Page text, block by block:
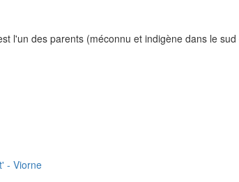
l'un des parents (méconnu et indigène dans le